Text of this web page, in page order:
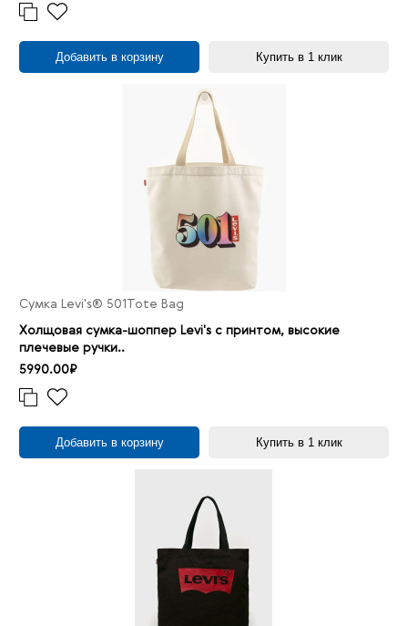
Добавить в корзину Купить в 1 клик
Сумка Levi's® 501Tote Bag
Холщовая сумка-шоппер Levi's с принтом, высокие
плечевые ручки..
5990.00₽
Добавить в корзину Купить в 1 клик